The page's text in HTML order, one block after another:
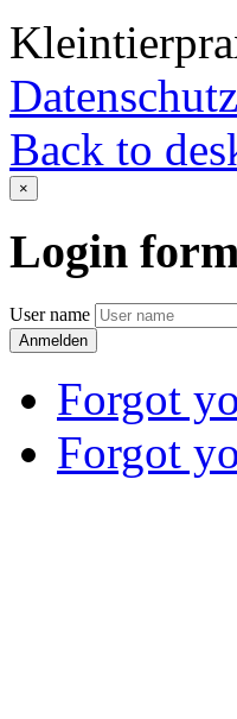
Back to
×
Login
User name
Anmelden
Forgot
Forgot